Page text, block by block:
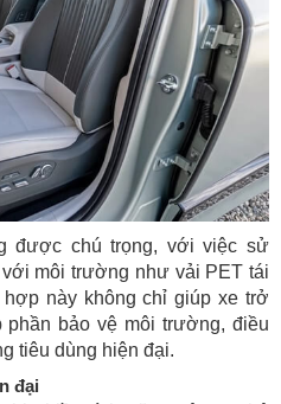
được chú trọng, với việc sử
môi trường như vải PET tái
này không chỉ giúp xe trở
phần bảo vệ môi trường, điều
tiêu dùng hiện đại.
đại